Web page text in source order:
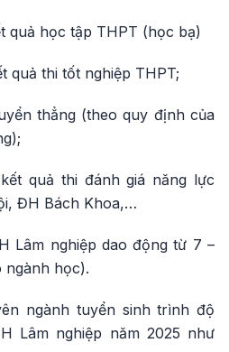
quả học tập THPT (học bạ)
quả thi tốt nghiệp THPT;
thẳng (theo quy định của
quả thi đánh giá năng lực
ĐH Bách Khoa,…
Lâm nghiệp dao động từ 7 –
học).
ngành tuyển sinh trình độ
Lâm nghiệp năm 2025 như